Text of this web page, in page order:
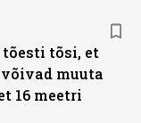
tõesti tõsi, et
muuta
16 meetri